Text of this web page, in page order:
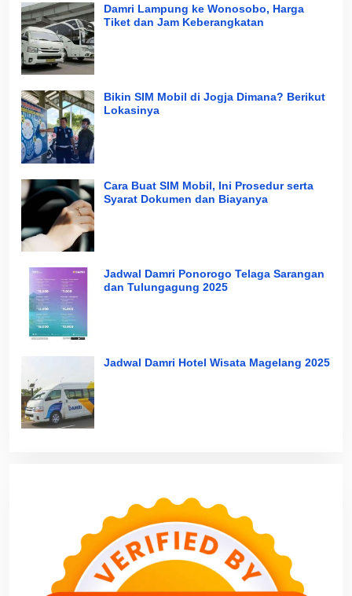
Damri Lampung ke Wonosobo, Harga
Tiket dan Jam Keberangkatan
Bikin SIM Mobil di Jogja Dimana? Berikut
Lokasinya
Cara Buat SIM Mobil, Ini Prosedur serta
Syarat Dokumen dan Biayanya
Jadwal Damri Ponorogo Telaga Sarangan
dan Tulungagung 2025
Jadwal Damri Hotel Wisata Magelang 2025